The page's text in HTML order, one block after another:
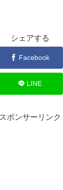
シェアする
Facebook
LINE
スポンサーリンク